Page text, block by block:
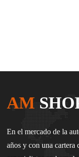
AM
En el mercado de la
años y con una cartera